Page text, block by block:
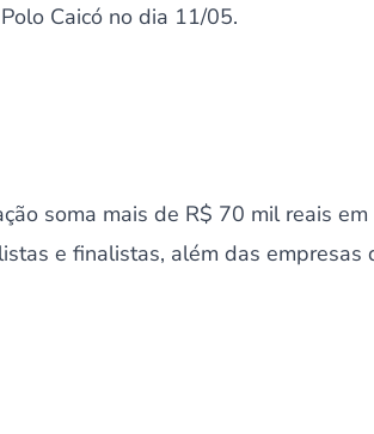
Caicó no dia 11/05.
soma mais de R$ 70 mil reais
e finalistas, além das empresas